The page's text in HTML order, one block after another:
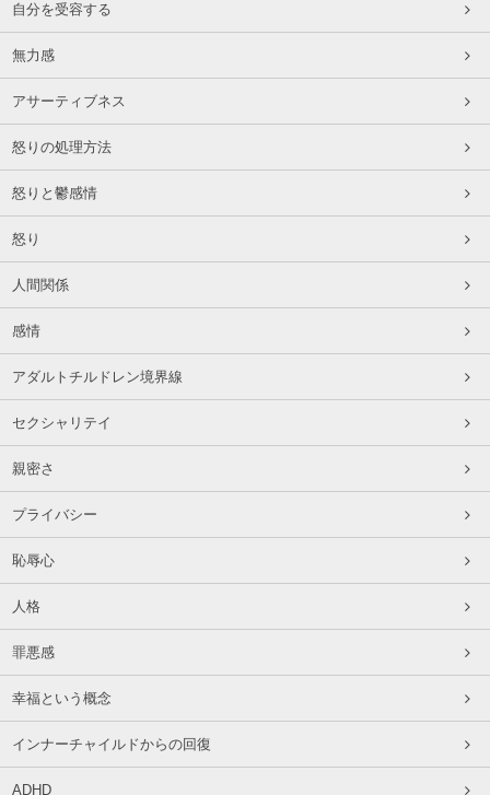
自分を受容する
無力感
アサーティブネス
怒りの処理方法
怒りと鬱感情
怒り
人間関係
感情
アダルトチルドレン境界線
セクシャリテイ
親密さ
プライバシー
恥辱心
人格
罪悪感
幸福という概念
インナーチャイルドからの回復
ADHD